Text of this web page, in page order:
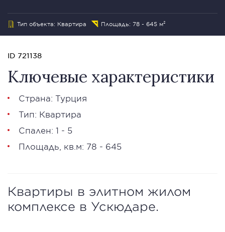
Тип объекта: Квартира Площадь: 78 - 645 м²
ID 721138
Ключевые характеристики
Страна: Турция
Тип: Квартира
Спален: 1 - 5
Площадь, кв.м: 78 - 645
Квартиры в элитном жилом
комплексе в Ускюдаре.